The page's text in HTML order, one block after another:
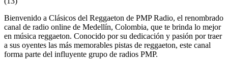
Bienvenido a Clásicos del Reggaeton de PMP Radio, el renombrado
canal de radio online de Medellín, Colombia, que te brinda lo mejor
en música reggaeton. Conocido por su dedicación y pasión por traer
a sus oyentes las más memorables pistas de reggaeton, este canal
forma parte del influyente grupo de radios PMP.